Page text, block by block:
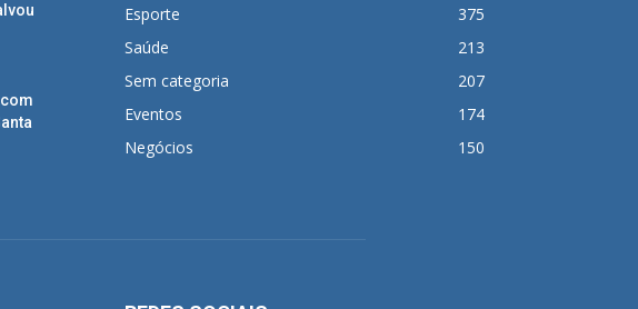
Esporte
375
Saúde
213
Sem categoria
207
Eventos
174
Negócios
150